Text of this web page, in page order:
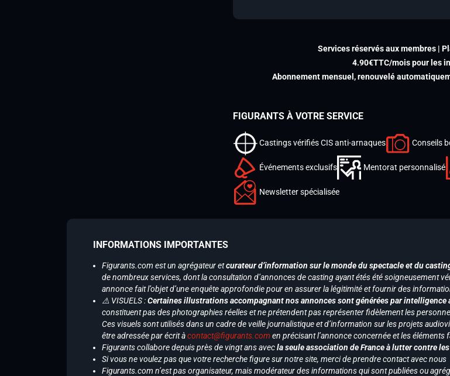
Services réservés aux membres |
4.90€TTC/mois pour les
Abonnement mensuel, renouvelé
FIGURANTS À VOTRE SERVICE
Castings vérifiés CIS anti-arnaques Conseils
Événements exclusifs Mentorat personnalisé
Newsletter spécialisée
INFORMATIONS IMPORTANTES
Figurants.com est un agrégateur etcurateur d’information sur le monde du spectacle et du
de nombreux services, dont la consultation d’annonces de casting ayant étés été soigneusement
annonce fait l’objet d’une enquête approfondie pour en assurer la légitimité et fournir des
⚠️ VISUELS :Certaines illustrations accompagnant nos annonces sont générées par
constituent pas des photographies réelles et ne prétendent pas représenter fidèlement les
Ces visuels sont utilisés dans un cadre de veille journalistique et d’information sur les projets
être adressée par écrit àcontact@figurants.com en précisant l’annonce concernée et les éléments
Figurants collabore depuis près de vingt ans avecla seule association de France à lutter contre
Si vous ne voulez pas que votre recherche figure sur notre site, merci de prendre contact avec nous
Figurants.com n’est pas organisateur, mais modérateur des informations qui sont publiées ou